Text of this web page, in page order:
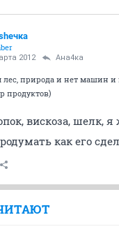
2012 Ана4ка
лес, природа и нет машин и
продуктов)
вискоза, шелк,
как его